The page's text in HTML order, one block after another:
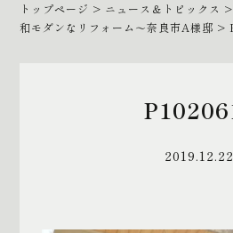
トップページ > ニュース＆トピックス >
和モダンなリフォーム～奈良市A様邸 >
2019.12.22